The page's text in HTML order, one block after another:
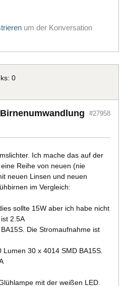
um der Konversation
0
#27958
Ich mache das auf der
Reihe von neuen (nie
neuen Linsen und neuen
im Vergleich:
sollte 15W aber ich habe nicht
2.5A
Die Stromaufnahme ist
30 x 4014 SMD BA15S.
mit der weißen LED.